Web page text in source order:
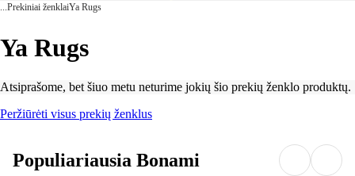
...Prekiniai ženklaiYa Rugs
Ya Rugs
Atsiprašome, bet šiuo metu neturime jokių šio prekių ženklo produktų.
Peržiūrėti visus prekių ženklus
Populiariausia Bonami